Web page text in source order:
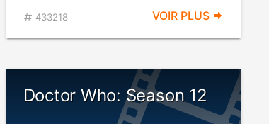
433218 VOIR PLUS
Doctor Who: Season 12